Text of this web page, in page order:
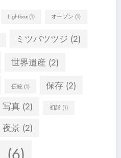
Lightbox(1) オープン (1)
ミツバツツジ (2)
世界遺産 (2)
伝統(1) 保存 (2)
写真 (2) 初詣(1)
夜景 (2)